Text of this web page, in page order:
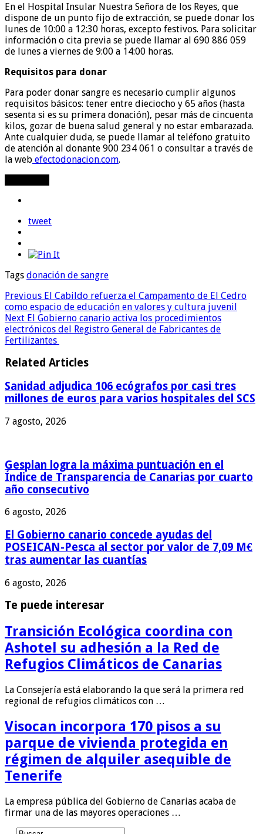
En el Hospital Insular Nuestra Señora de los Reyes, que
dispone de un punto fijo de extracción, se puede donar los
lunes de 10:00 a 12:30 horas, excepto festivos. Para solicitar
información o cita previa se puede llamar al 690 886 059
de lunes a viernes de 9:00 a 14:00 horas.
Requisitos para donar
Para poder donar sangre es necesario cumplir algunos
requisitos básicos: tener entre dieciocho y 65 años (hasta
sesenta si es su primera donación), pesar más de cincuenta
kilos, gozar de buena salud general y no estar embarazada.
Ante cualquier duda, se puede llamar al teléfono gratuito
de atención al donante 900 234 061 o consultar a través de
la web efectodonacion.com.
tweet
Tags donación de sangre
Previous El Cabildo refuerza el Campamento de El Cedro
como espacio de educación en valores y cultura juvenil
Next El Gobierno canario activa los procedimientos
electrónicos del Registro General de Fabricantes de
Fertilizantes
Related Articles
Sanidad adjudica 106 ecógrafos por casi tres
millones de euros para varios hospitales del SCS
7 agosto, 2026
Gesplan logra la máxima puntuación en el
Índice de Transparencia de Canarias por cuarto
año consecutivo
6 agosto, 2026
El Gobierno canario concede ayudas del
POSEICAN-Pesca al sector por valor de 7,09 M€
tras aumentar las cuantías
6 agosto, 2026
Te puede interesar
Transición Ecológica coordina con
Ashotel su adhesión a la Red de
Refugios Climáticos de Canarias
La Consejería está elaborando la que será la primera red
regional de refugios climáticos con …
Visocan incorpora 170 pisos a su
parque de vivienda protegida en
régimen de alquiler asequible de
Tenerife
La empresa pública del Gobierno de Canarias acaba de
firmar una de las mayores operaciones …